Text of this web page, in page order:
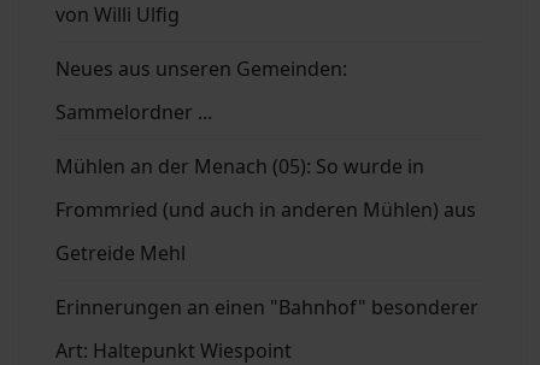
von Willi Ulfig
Neues aus unseren Gemeinden:
Sammelordner ...
Mühlen an der Menach (05): So wurde in
Frommried (und auch in anderen Mühlen) aus
Getreide Mehl
Erinnerungen an einen "Bahnhof" besonderer
Art: Haltepunkt Wiespoint